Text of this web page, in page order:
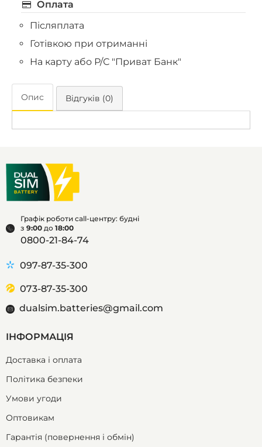
Оплата
Післяплата
Готівкою при отриманні
На карту або Р/С "Приват Банк"
Опис Відгуків (0)
Графік роботи call-центру: будні
з 9:00 до 18:00
0800-21-84-74
097-87-35-300
073-87-35-300
dualsim.batteries@gmail.com
ІНФОРМАЦІЯ
Доставка і оплата
Політика безпеки
Умови угоди
Оптовикам
Гарантія (повернення і обмін)